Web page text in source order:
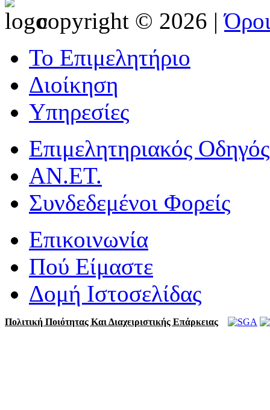
copyright © 2026 |
Το Επιμελητήριο
Διοίκηση
Υπηρεσίες
Επιμελητηριακός Οδηγός
ΑΝ.ΕΤ.
Συνδεδεμένοι Φορείς
Επικοινωνία
Πού Είμαστε
Δομή Ιστοσελίδας
Πολιτική Ποιότητας Και Διαχειριστικής Επάρκειας